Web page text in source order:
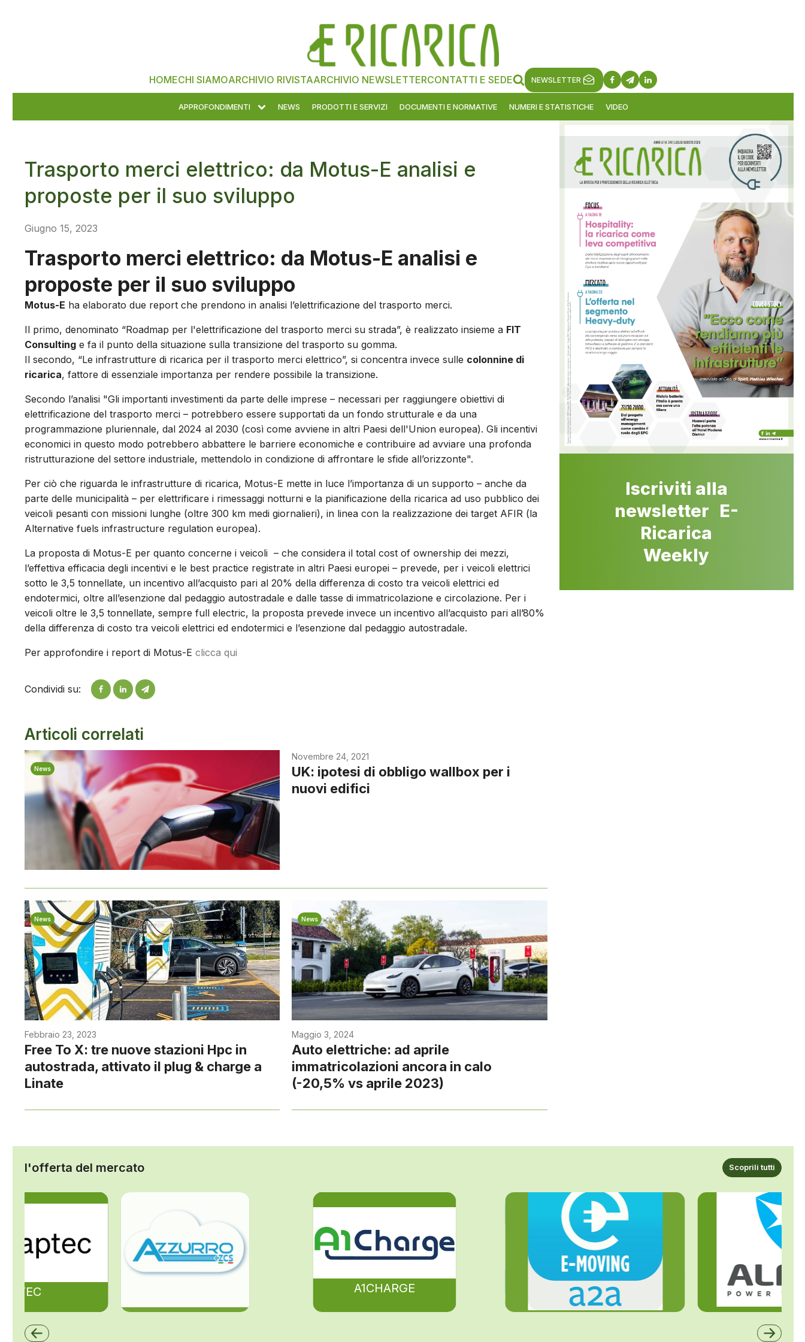
HOMECHI SIAMOARCHIVIO RIVISTAARCHIVIO NEWSLETTERCONTATTI E SEDE NEWSLETTER
APPROFONDIMENTI NEWS PRODOTTI E SERVIZI DOCUMENTI E NORMATIVE NUMERI E STATISTICHE VIDEO
Trasporto merci elettrico: da Motus-E analisi e
proposte per il suo sviluppo
Giugno 15, 2023
Trasporto merci elettrico: da Motus-E analisi e
proposte per il suo sviluppo
Motus-E ha elaborato due report che prendono in analisi l’elettrificazione del trasporto merci.
Il primo, denominato “Roadmap per l'elettrificazione del trasporto merci su strada”, è realizzato insieme a FIT
Consulting e fa il punto della situazione sulla transizione del trasporto su gomma.
Il secondo, “Le infrastrutture di ricarica per il trasporto merci elettrico”, si concentra invece sulle colonnine di
ricarica, fattore di essenziale importanza per rendere possibile la transizione.
Secondo l’analisi "Gli importanti investimenti da parte delle imprese – necessari per raggiungere obiettivi di
elettrificazione del trasporto merci – potrebbero essere supportati da un fondo strutturale e da una
programmazione pluriennale, dal 2024 al 2030 (così come avviene in altri Paesi dell'Union europea). Gli incentivi
economici in questo modo potrebbero abbattere le barriere economiche e contribuire ad avviare una profonda
ristrutturazione del settore industriale, mettendolo in condizione di affrontare le sfide all’orizzonte".
Per ciò che riguarda le infrastrutture di ricarica, Motus-E mette in luce l’importanza di un supporto – anche da
parte delle municipalità – per elettrificare i rimessaggi notturni e la pianificazione della ricarica ad uso pubblico dei
veicoli pesanti con missioni lunghe (oltre 300 km medi giornalieri), in linea con la realizzazione dei target AFIR (la
Alternative fuels infrastructure regulation europea).
La proposta di Motus-E per quanto concerne i veicoli – che considera il total cost of ownership dei mezzi,
l’effettiva efficacia degli incentivi e le best practice registrate in altri Paesi europei – prevede, per i veicoli elettrici
sotto le 3,5 tonnellate, un incentivo all’acquisto pari al 20% della differenza di costo tra veicoli elettrici ed
endotermici, oltre all’esenzione dal pedaggio autostradale e dalle tasse di immatricolazione e circolazione. Per i
veicoli oltre le 3,5 tonnellate, sempre full electric, la proposta prevede invece un incentivo all’acquisto pari all’80%
della differenza di costo tra veicoli elettrici ed endotermici e l’esenzione dal pedaggio autostradale.
Per approfondire i report di Motus-E clicca qui
Condividi su:
Articoli correlati
News
Novembre 24, 2021
UK: ipotesi di obbligo wallbox per i
nuovi edifici
News
Febbraio 23, 2023
Free To X: tre nuove stazioni Hpc in
autostrada, attivato il plug & charge a
Linate
News
Maggio 3, 2024
Auto elettriche: ad aprile
immatricolazioni ancora in calo
(-20,5% vs aprile 2023)
Iscriviti alla
newsletter E-
Ricarica
Weekly
l'offerta del mercato Scoprili tutti
A1CHARGE
ZCS Azzurro